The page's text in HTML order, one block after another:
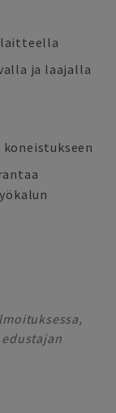
laitteella
ja laajalla
koneistukseen